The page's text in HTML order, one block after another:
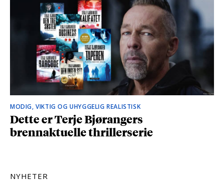
MODIG, VIKTIG OG UHYGGELIG REALISTISK
Dette er Terje Bjørangers
brennaktuelle thrillerserie
NYHETER